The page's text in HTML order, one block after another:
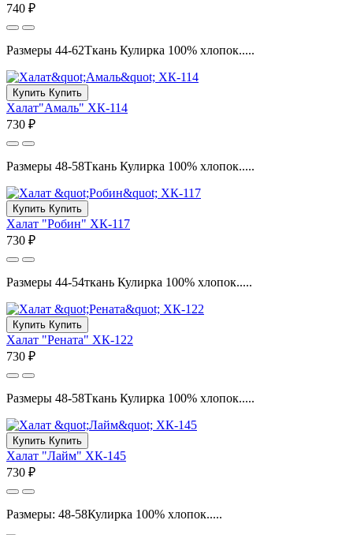
740 ₽
Размеры 44-62Ткань Кулирка 100% хлопок.....
Купить Купить
Халат"Амаль" ХК-114
730 ₽
Размеры 48-58Ткань Кулирка 100% хлопок.....
Купить Купить
Халат "Робин" ХК-117
730 ₽
Размеры 44-54ткань Кулирка 100% хлопок.....
Купить Купить
Халат "Рената" ХК-122
730 ₽
Размеры 48-58Ткань Кулирка 100% хлопок.....
Купить Купить
Халат "Лайм" ХК-145
730 ₽
Размеры: 48-58Кулирка 100% хлопок.....